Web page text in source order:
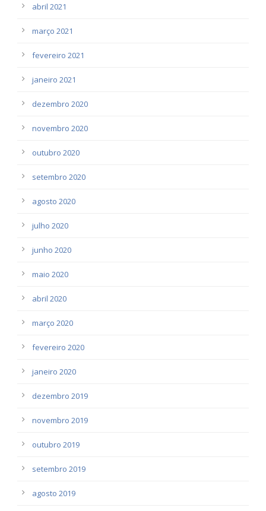
abril 2021
março 2021
fevereiro 2021
janeiro 2021
dezembro 2020
novembro 2020
outubro 2020
setembro 2020
agosto 2020
julho 2020
junho 2020
maio 2020
abril 2020
março 2020
fevereiro 2020
janeiro 2020
dezembro 2019
novembro 2019
outubro 2019
setembro 2019
agosto 2019